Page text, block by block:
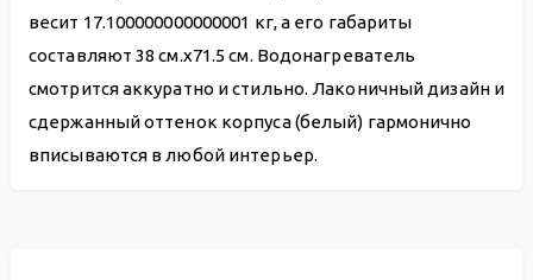
весит 17.100000000000001 кг, а его габариты
составляют 38 см.х71.5 см. Водонагреватель
смотрится аккуратно и стильно. Лаконичный дизайн и
сдержанный оттенок корпуса (белый) гармонично
вписываются в любой интерьер.